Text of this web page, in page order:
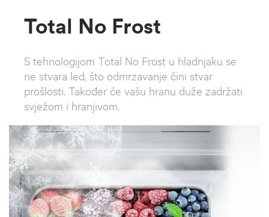
Total No Frost
S tehnologijom Total No Frost u hladnjaku se
ne stvara led, što odmrzavanje čini stvar
prošlosti. Također će vašu hranu duže zadržati
svježom i hranjivom.